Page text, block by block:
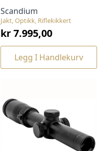
Jakt, Optikk, Riflekikkert
Scandium
kr7.995,00
Legg I Handlekurv